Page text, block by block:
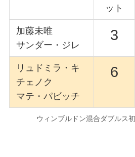
ット
加藤未唯
サンダー・ジレ
3
リュドミラ・キ
チェノク
マテ・パビッチ
6
ウィンブルドン混合ダブルス